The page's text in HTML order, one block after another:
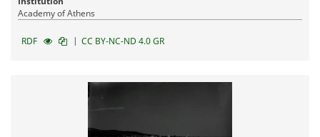
Academy of Athens
RDF | CC BY-NC-ND 4.0 GR